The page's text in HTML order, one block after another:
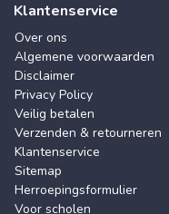
Klantenservice
Over ons
Algemene voorwaarden
Disclaimer
Privacy Policy
Veilig betalen
Verzenden & retourneren
Klantenservice
Sitemap
Herroepingsformulier
Voor scholen